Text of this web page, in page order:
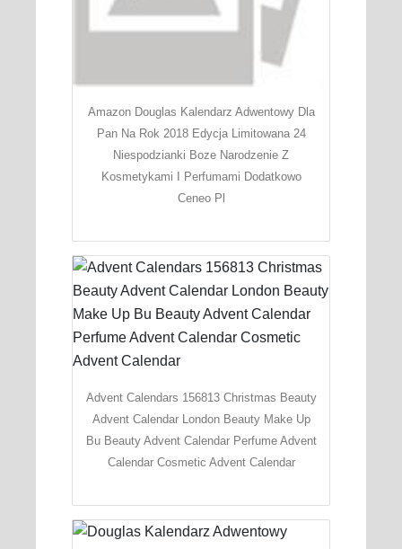
Amazon Douglas Kalendarz Adwentowy Dla
Pan Na Rok 2018 Edycja Limitowana 24
Niespodzianki Boze Narodzenie Z
Kosmetykami I Perfumami Dodatkowo
Ceneo Pl
Advent Calendars 156813 Christmas Beauty
Advent Calendar London Beauty Make Up
Bu Beauty Advent Calendar Perfume Advent
Calendar Cosmetic Advent Calendar